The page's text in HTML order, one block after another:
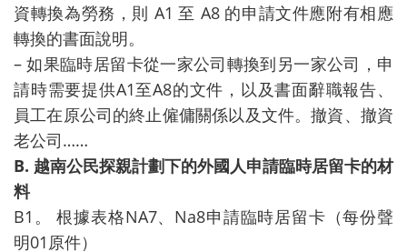
資轉換為勞務，則 A1 至 A8 的申請文件應附有相應
轉換的書面說明。
– 如果臨時居留卡從一家公司轉換到另一家公司，申
請時需要提供A1至A8的文件，以及書面辭職報告、
員工在原公司的終止僱傭關係以及文件。撤資、撤資
老公司……
B. 越南公民探親計劃下的外國人申請臨時居留卡的材
料
B1。 根據表格NA7、Na8申請臨時居留卡（每份聲
明01原件）